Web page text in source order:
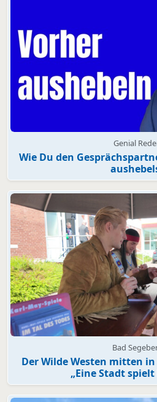
Genial
Wie Du den
Bad
Der Wilde Westen mitten
„Eine Stadt